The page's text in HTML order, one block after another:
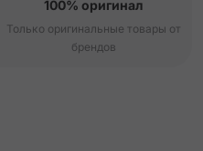
100% оригинал
Только оригинальные товары от
брендов